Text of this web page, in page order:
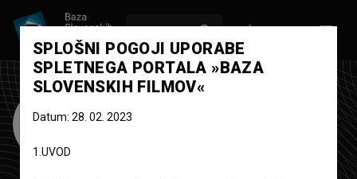
Marica Kicušić
SPLOŠNI POGOJI UPORABE
SPLETNEGA PORTALA »BAZA
SLOVENSKIH FILMOV«
Datum: 28. 02. 2023
1.UVOD